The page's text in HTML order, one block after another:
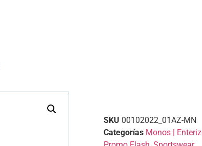
SKU 00102022_01AZ-MN
Categorías Monos |